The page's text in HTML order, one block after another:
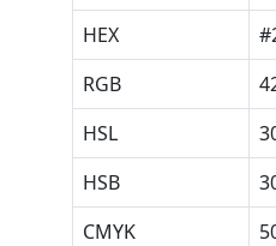
HEX
RGB
HSL
HSB
CMYK